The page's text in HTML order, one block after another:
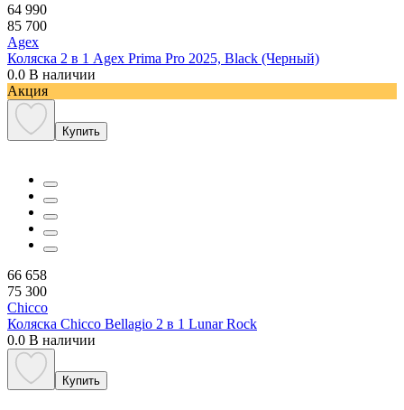
64 990
85 700
Agex
Коляска 2 в 1 Agex Prima Pro 2025, Black (Черный)
0.0 В наличии
Акция
Купить
66 658
75 300
Chicco
Коляска Chicco Bellagio 2 в 1 Lunar Rock
0.0 В наличии
Купить